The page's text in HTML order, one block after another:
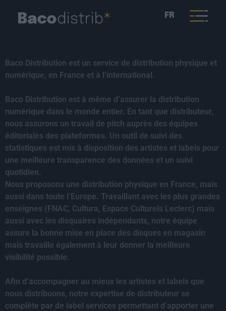
FR
Baco Distribution est un service de distribution physique et
numérique, en France et à l’international.
Baco Distribution est à même d’assurer la distribution
numérique dans le monde entier. En tant que distributeur,
nous assurons un travail de pitch auprès des équipes
éditoriales des plateformes. Un outil de suivi des
statistiques est mis à disposition des artistes et labels pour
une meilleure transparence des données et un suivi
quotidien.
Nous proposons une distribution physique en France, mais
aussi dans toute l’Europe. Travaillant avec les plus grandes
enseignes (FNAC, Cultura, Espace Culturels Leclerc) mais
aussi avec les disquaires indépendants, notre équipe
assure la bonne mise en place des disques en magasin
mais travaille également à leur donner la meilleure
visibilité possible.
Afin d’accompagner au mieux les artistes et labels que
nous distribuons, notre expertise de distributeur se
complète par de label services permettant d’apporter une